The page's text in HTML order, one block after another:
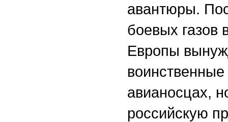
авантюры.
боевых
Европы
авианосцах,
российскую